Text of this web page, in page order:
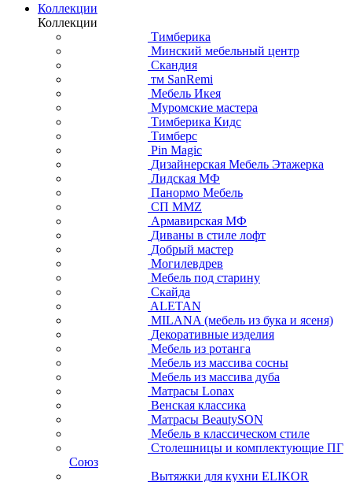
Коллекции
Коллекции
Тимберика
Минский мебельный центр
Скандия
тм SanRemi
Мебель Икея
Муромские мастера
Тимберика Кидс
Тимберс
Pin Magic
Дизайнерская Мебель Этажерка
Лидская МФ
Панормо Мебель
СП ММZ
Армавирская МФ
Диваны в стиле лофт
Добрый мастер
Могилевдрев
Мебель под старину
Скайда
ALETAN
MILANA (мебель из бука и ясеня)
Декоративные изделия
Мебель из ротанга
Мебель из массива сосны
Мебель из массива дуба
Матрасы Lonax
Венская классика
Матрасы BeautySON
Мебель в классическом стиле
Столешницы и комплектующие ПГ
Союз
Вытяжки для кухни ELIKOR